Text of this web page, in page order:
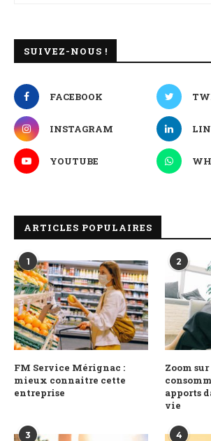
SUIVEZ-NOUS !
FACEBOOK
INSTAGRAM
YOUTUBE
ARTICLES POPULAIRES
1
FM Service Mérignac :
mieux connaitre cette
entreprise
2
Zoom
apports
vie
3 4